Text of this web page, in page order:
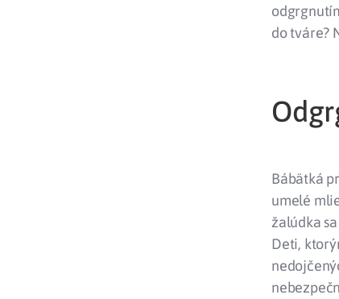
do tváre?
Bábätká
umelé
žalúdka
Deti,